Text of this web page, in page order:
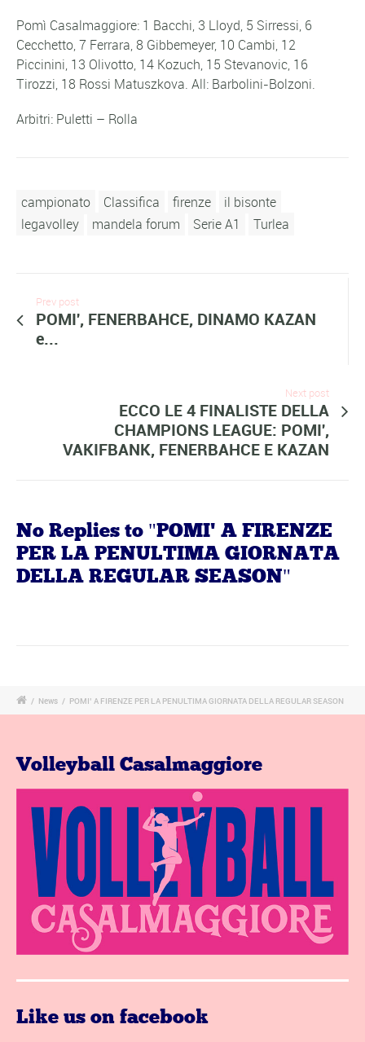
Pomì Casalmaggiore: 1 Bacchi, 3 Lloyd, 5 Sirressi, 6
Cecchetto, 7 Ferrara, 8 Gibbemeyer, 10 Cambi, 12
Piccinini, 13 Olivotto, 14 Kozuch, 15 Stevanovic, 16
Tirozzi, 18 Rossi Matuszkova. All: Barbolini-Bolzoni.
Arbitri: Puletti – Rolla
campionato Classifica firenze
il bisonte
legavolley
mandela forum Serie A1 Turlea
Prev post
POMI', FENERBAHCE, DINAMO KAZAN
e...
Next post
ECCO LE 4 FINALISTE DELLA
CHAMPIONS LEAGUE: POMI',
VAKIFBANK, FENERBAHCE E KAZAN
No Replies to "POMI' A FIRENZE
PER LA PENULTIMA GIORNATA
DELLA REGULAR SEASON"
/ News / POMI’ A FIRENZE PER LA PENULTIMA GIORNATA DELLA REGULAR SEASON
Volleyball Casalmaggiore
Like us on facebook